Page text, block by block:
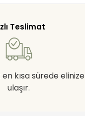
Teslimat
kısa sürede elinize
ulaşır.